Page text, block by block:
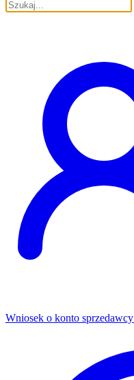
Wniosek o konto sprzedawcy